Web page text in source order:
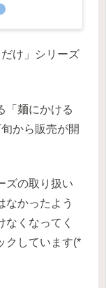
け」シリーズ
「麺にかける
から販売が開
ズの取り扱い
なかったよう
なくなってく
クしています(*